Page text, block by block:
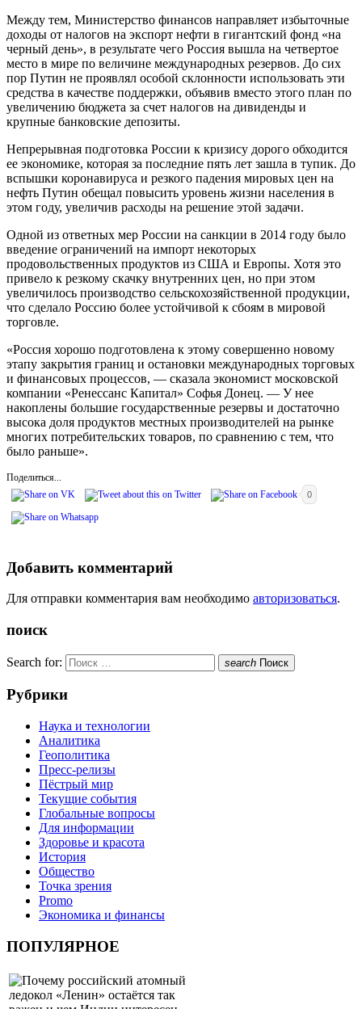
Между тем, Министерство финансов направляет избыточные
доходы от налогов на экспорт нефти в гигантский фонд «на
черный день», в результате чего Россия вышла на четвертое
место в мире по величине международных резервов. До сих
пор Путин не проявлял особой склонности использовать эти
средства в качестве поддержки, объявив вместо этого план по
увеличению бюджета за счет налогов на дивиденды и
крупные банковские депозиты.
Непрерывная подготовка России к кризису дорого обходится
ее экономике, которая за последние пять лет зашла в тупик. До
вспышки коронавируса и резкого падения мировых цен на
нефть Путин обещал повысить уровень жизни населения в
этом году, увеличив расходы на решение этой задачи.
Одной из ответных мер России на санкции в 2014 году было
введение ограничений на импорт некоторых
продовольственных продуктов из США и Европы. Хотя это
привело к резкому скачку внутренних цен, но при этом
увеличилось производство сельскохозяйственной продукции,
что сделало Россию более устойчивой к сбоям в мировой
торговле.
«Россия хорошо подготовлена ​​к этому совершенно новому
этапу закрытия границ и остановки международных торговых
и финансовых процессов, — сказала экономист московской
компании «Ренессанс Капитал» Софья Донец. — У нее
накоплены большие государственные резервы и достаточно
высока доля продуктов местных производителей на рынке
многих потребительских товаров, по сравнению с тем, что
было раньше».
Поделиться...
0
Добавить комментарий
Для отправки комментария вам необходимо авторизоваться.
поиск
Search for: search Поиск
Рубрики
Наука и технологии
Аналитика
Геополитика
Пресс-релизы
Пёстрый мир
Текущие события
Глобальные вопросы
Для информации
Здоровье и красота
История
Общество
Точка зрения
Promo
Экономика и финансы
ПОПУЛЯРНОЕ